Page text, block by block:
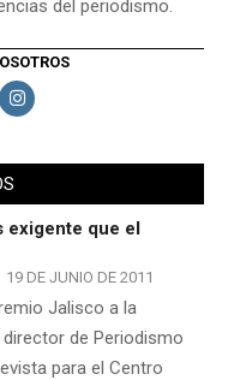
del periodismo.
exigente que el
19 DE JUNIO DE 2011
Jalisco a la
de Periodismo
para el Centro